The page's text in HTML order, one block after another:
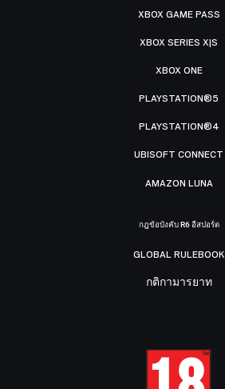
XBOX GAME PASS
XBOX SERIES X|S
XBOX ONE
PLAYSTATION®5
PLAYSTATION®4
UBISOFT CONNECT
AMAZON LUNA
กฎข้อบังคับ R6 อีสปอร์ต
GLOBAL RULEBOOK
กติกามารยาท